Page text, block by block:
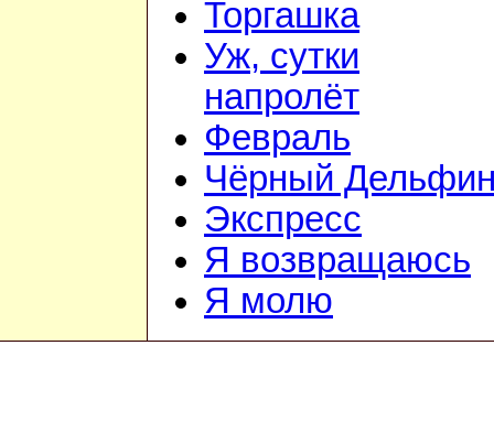
Торгашка
Уж, сутки
напролёт
Февраль
Чёрный
Экспресс
Я возвращаюсь
Я молю